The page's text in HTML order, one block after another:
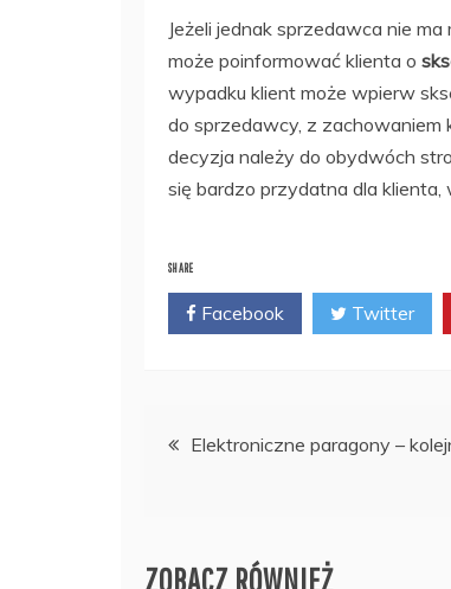
Jeżeli jednak sprzedawca nie
może poinformować klienta o
wypadku klient może wpierw
do sprzedawcy, z zachowaniem
decyzja należy do obydwóch
się bardzo przydatna dla klienta,
SHARE
Facebook Twitter
Nawigacja
Elektroniczne paragony –
ZOBACZ RÓWNIEŻ